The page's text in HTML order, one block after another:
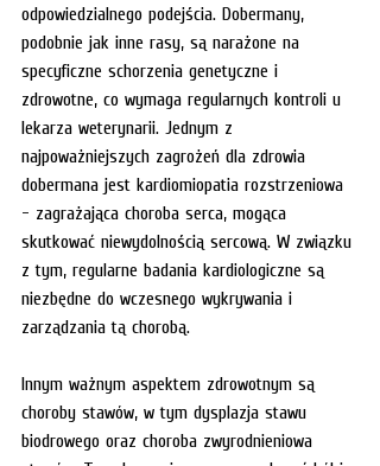
odpowiedzialnego podejścia. Dobermany,
podobnie jak inne rasy, są narażone na
specyficzne schorzenia genetyczne i
zdrowotne, co wymaga regularnych kontroli u
lekarza weterynarii. Jednym z
najpoważniejszych zagrożeń dla zdrowia
dobermana jest kardiomiopatia rozstrzeniowa
- zagrażająca choroba serca, mogąca
skutkować niewydolnością sercową. W związku
z tym, regularne badania kardiologiczne są
niezbędne do wczesnego wykrywania i
zarządzania tą chorobą.
Innym ważnym aspektem zdrowotnym są
choroby stawów, w tym dysplazja stawu
biodrowego oraz choroba zwyrodnieniowa